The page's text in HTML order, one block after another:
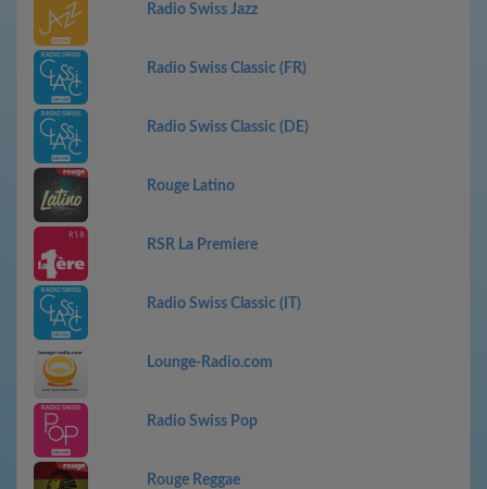
Radio Swiss Jazz
Radio Swiss Classic (FR)
Radio Swiss Classic (DE)
Rouge Latino
RSR La Premiere
Radio Swiss Classic (IT)
Lounge-Radio.com
Radio Swiss Pop
Rouge Reggae